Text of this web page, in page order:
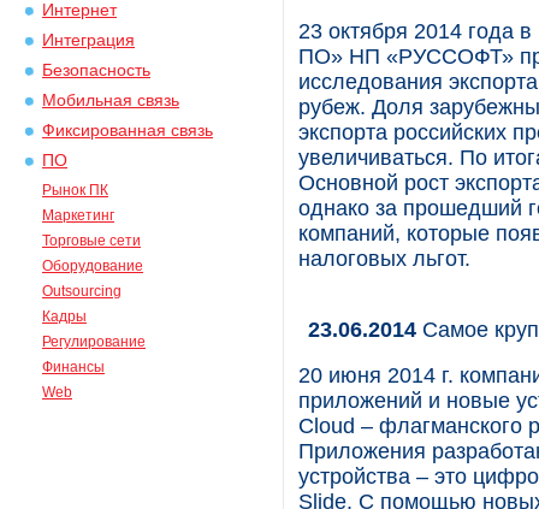
Интернет
Интеграция
Безопасность
Мобильная связь
Фиксированная связь
ПО
Рынок ПК
Маркетинг
Торговые сети
Оборудование
Outsourcing
Кадры
Регулирование
Финансы
Web
23 октября 2014 года
ПО» НП «РУССОФТ»
исследования
рубеж. Доля
экспорта российских
увеличиваться. По
Основной рост
однако за прошедший
компаний, которые
налоговых льгот.
23.06.2014 Самое
20 июня 2014 г.
приложений и новые
Cloud – флагманского
Приложения
устройства – это
Slide. С помощью